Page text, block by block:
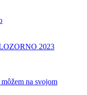
2023
na svojom